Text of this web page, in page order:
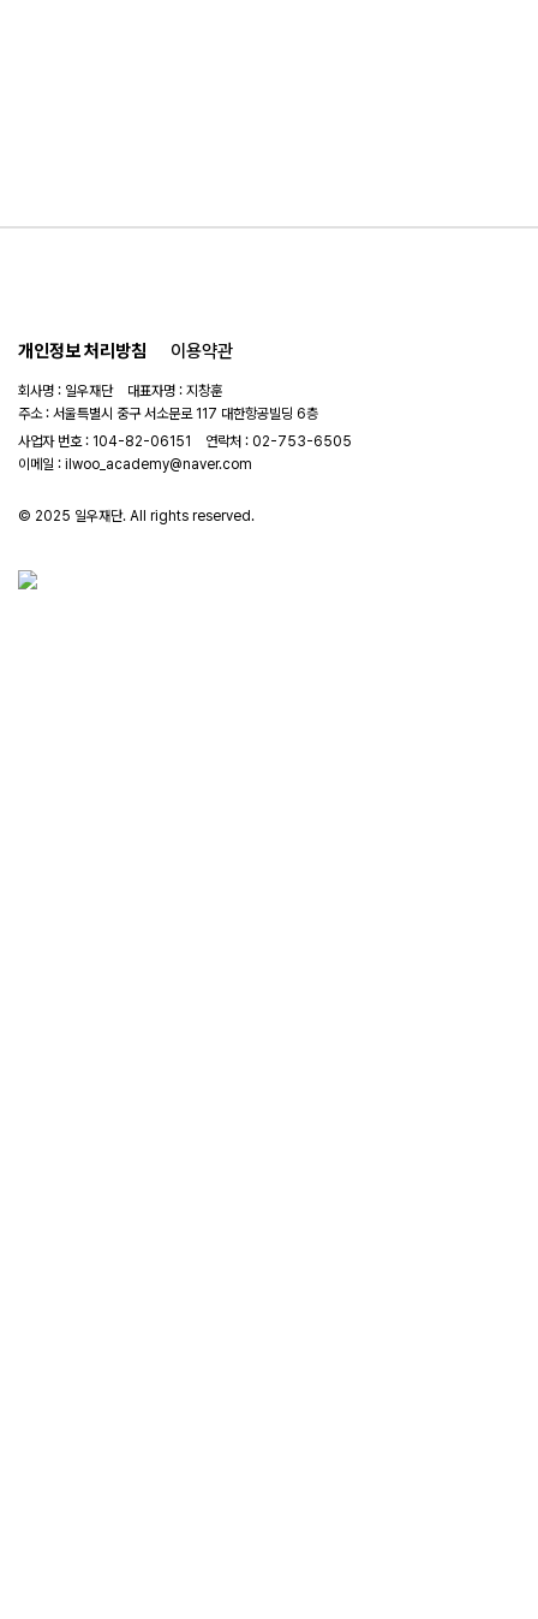
개인정보 처리방침 이용약관
회사명 : 일우재단 대표자명 : 지창훈
주소 : 서울특별시 중구 서소문로 117 대한항공빌딩 6층
사업자 번호 : 104-82-06151
연락처 : 02-753-6505
이메일 : ilwoo_academy@naver.com
© 2025 일우재단. All rights reserved.